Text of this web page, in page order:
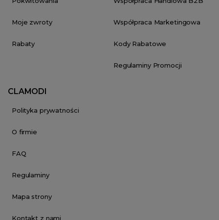
Moje zwroty
Rabaty
Współpraca Marketingowa
Kody Rabatowe
Regulaminy Promocji
CLAMODI
Polityka prywatności
O firmie
FAQ
Regulaminy
Mapa strony
Kontakt z nami